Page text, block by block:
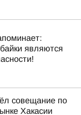
являются
совещание по
Хакасии